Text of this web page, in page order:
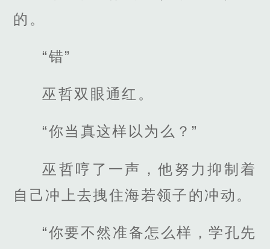
的。
“错”
巫哲双眼通红。
“你当真这样以为么？”
巫哲哼了一声，他努力抑制着
自己冲上去拽住海若领子的冲动。
“你要不然准备怎么样，学孔先